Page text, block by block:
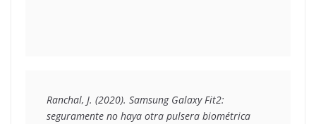
Ranchal, J. (2020). Samsung Galaxy Fit2:
seguramente no haya otra pulsera biométrica